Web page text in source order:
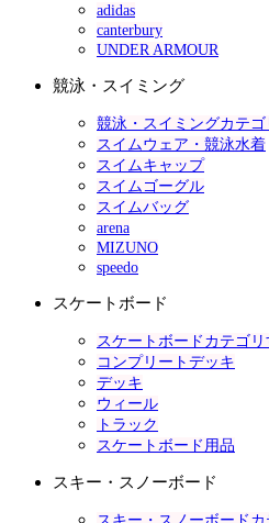
adidas
canterbury
UNDER ARMOUR
競泳・スイミング
競泳・スイミングカテゴ
スイムウェア・競泳水着
スイムキャップ
スイムゴーグル
スイムバッグ
arena
MIZUNO
speedo
スケートボード
スケートボードカテゴリ
コンプリートデッキ
デッキ
ウィール
トラック
スケートボード用品
スキー・スノーボード